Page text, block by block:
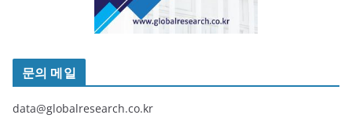
문의 메일
data@globalresearch.co.kr